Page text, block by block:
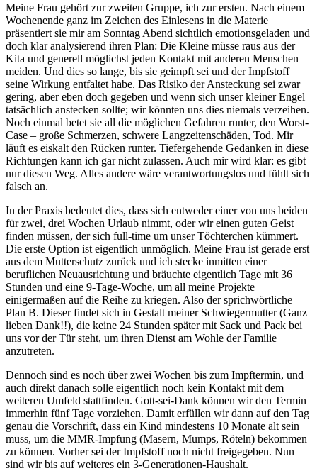
Meine Frau gehört zur zweiten Gruppe, ich zur ersten. Nach einem
Wochenende ganz im Zeichen des Einlesens in die Materie
präsentiert sie mir am Sonntag Abend sichtlich emotionsgeladen und
doch klar analysierend ihren Plan: Die Kleine müsse raus aus der
Kita und generell möglichst jeden Kontakt mit anderen Menschen
meiden. Und dies so lange, bis sie geimpft sei und der Impfstoff
seine Wirkung entfaltet habe. Das Risiko der Ansteckung sei zwar
gering, aber eben doch gegeben und wenn sich unser kleiner Engel
tatsächlich anstecken sollte; wir könnten uns dies niemals verzeihen.
Noch einmal betet sie all die möglichen Gefahren runter, den Worst-
Case – große Schmerzen, schwere Langzeitenschäden, Tod. Mir
läuft es eiskalt den Rücken runter. Tiefergehende Gedanken in diese
Richtungen kann ich gar nicht zulassen. Auch mir wird klar: es gibt
nur diesen Weg. Alles andere wäre verantwortungslos und fühlt sich
falsch an.
In der Praxis bedeutet dies, dass sich entweder einer von uns beiden
für zwei, drei Wochen Urlaub nimmt, oder wir einen guten Geist
finden müssen, der sich full-time um unser Töchterchen kümmert.
Die erste Option ist eigentlich unmöglich. Meine Frau ist gerade erst
aus dem Mutterschutz zurück und ich stecke inmitten einer
beruflichen Neuausrichtung und bräuchte eigentlich Tage mit 36
Stunden und eine 9-Tage-Woche, um all meine Projekte
einigermaßen auf die Reihe zu kriegen. Also der sprichwörtliche
Plan B. Dieser findet sich in Gestalt meiner Schwiegermutter (Ganz
lieben Dank!!), die keine 24 Stunden später mit Sack und Pack bei
uns vor der Tür steht, um ihren Dienst am Wohle der Familie
anzutreten.
Dennoch sind es noch über zwei Wochen bis zum Impftermin, und
auch direkt danach solle eigentlich noch kein Kontakt mit dem
weiteren Umfeld stattfinden. Gott-sei-Dank können wir den Termin
immerhin fünf Tage vorziehen. Damit erfüllen wir dann auf den Tag
genau die Vorschrift, dass ein Kind mindestens 10 Monate alt sein
muss, um die MMR-Impfung (Masern, Mumps, Röteln) bekommen
zu können. Vorher sei der Impfstoff noch nicht freigegeben. Nun
sind wir bis auf weiteres ein 3-Generationen-Haushalt.